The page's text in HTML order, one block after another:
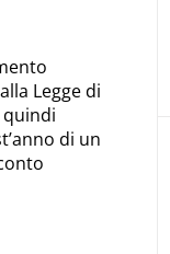
Legge di
quindi
di un